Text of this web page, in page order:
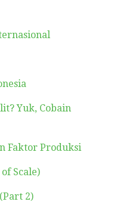
Yuk, Cobain
Faktor Produksi
Scale)
2)